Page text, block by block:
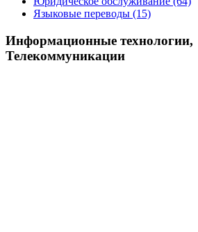
Языковые переводы (15)
Информационные технологии,
Телекоммуникации